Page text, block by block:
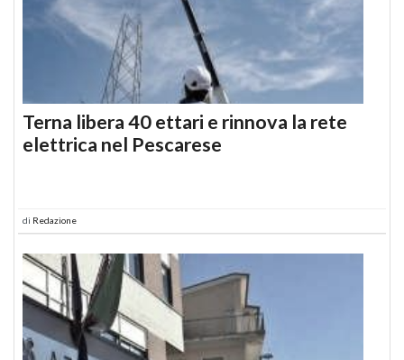
Terna libera 40 ettari e rinnova la rete
elettrica nel Pescarese
di Redazione